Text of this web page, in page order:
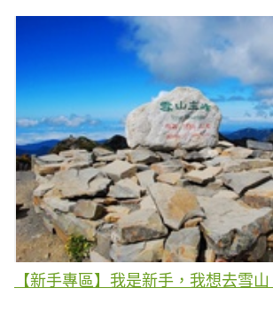
【新手專區】我是新手，我想去雪山